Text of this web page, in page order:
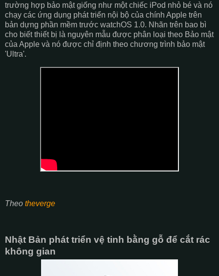
trường hợp bảo mật giống như một chiếc iPod nhỏ bé và nó
chạy các ứng dụng phát triển nội bộ của chính Apple trên
bản dựng phần mềm trước watchOS 1.0. Nhãn trên bao bì
cho biết thiết bị là nguyên mẫu được phân loại theo Bảo mật
của Apple và nó được chỉ định theo chương trình bảo mật
'Ultra'.
Theo theverge
Nhật Bản phát triển vệ tinh bằng gỗ để cắt rác
không gian